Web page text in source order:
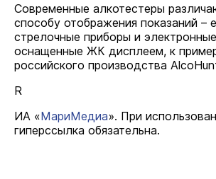
Современные алкотестеры
способу отображения показаний –
стрелочные приборы и
оснащенные ЖК дисплеем, к
российского производства
R
ИА «МариМедиа». При
гиперссылка обязательна.